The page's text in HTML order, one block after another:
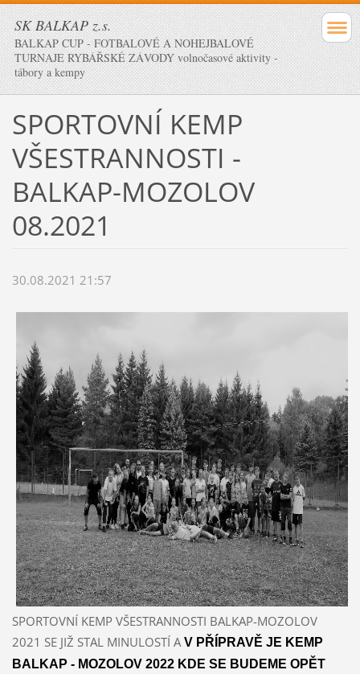
SK BALKAP z.s.
BALKAP CUP - FOTBALOVÉ A NOHEJBALOVÉ
TURNAJE RYBÁŘSKÉ ZÁVODY volnočasové aktivity -
tábory a kempy
SPORTOVNÍ KEMP
VŠESTRANNOSTI -
BALKAP-MOZOLOV
08.2021
30.08.2021 21:57
SPORTOVNÍ KEMP VŠESTRANNOSTI BALKAP-MOZOLOV
2021 SE JIŽ STAL MINULOSTÍ AV PŘÍPRAVĚ JE KEMP
BALKAP - MOZOLOV 2022 KDE SE BUDEME OPĚT